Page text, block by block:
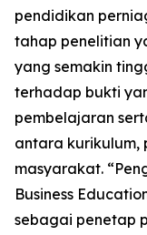
pendidikan
tahap penelitian
yang semakin
terhadap bukti
pembelajaran
antara kurikulum,
masyarakat.
Business
sebagai penetap